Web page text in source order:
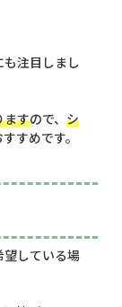
も注目しまし
ますので、 シ
すめです。
望している場